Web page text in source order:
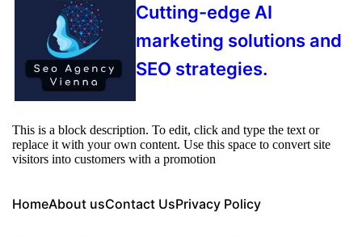
Cutting-edge AI
marketing solutions and
SEO strategies.
This is a block description. To edit, click and type the text or
replace it with your own content. Use this space to convert site
visitors into customers with a promotion
HomeAbout usContact UsPrivacy Policy